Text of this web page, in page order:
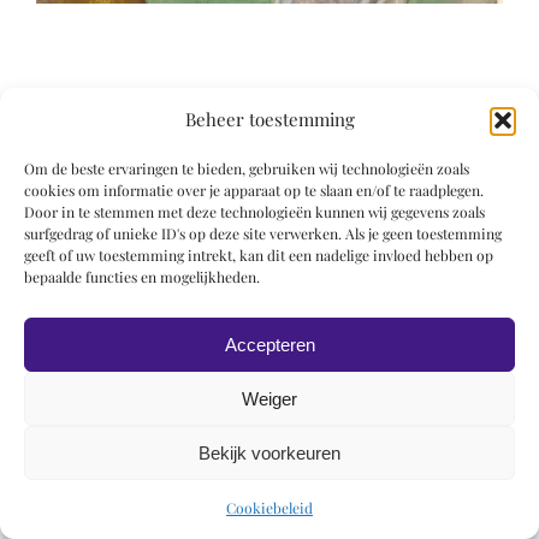
Beheer toestemming
Om de beste ervaringen te bieden, gebruiken wij technologieën zoals
cookies om informatie over je apparaat op te slaan en/of te raadplegen.
Door in te stemmen met deze technologieën kunnen wij gegevens zoals
surfgedrag of unieke ID's op deze site verwerken. Als je geen toestemming
geeft of uw toestemming intrekt, kan dit een nadelige invloed hebben op
bepaalde functies en mogelijkheden.
Accepteren
Weiger
Bekijk voorkeuren
Cookiebeleid
© 2019 Roel Wiechers | Powered byROCK Design